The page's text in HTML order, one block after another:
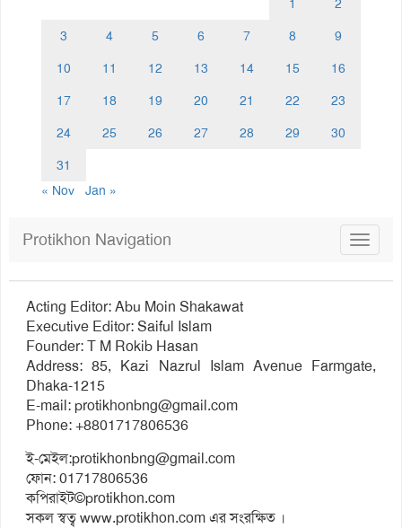
1
2
3
4 5 6 7 8
9
10
11 12 13 14 15
16
17
18 19 20 21 22
23
24
25 26 27 28 29
30
31
« Nov
Jan »
Toggle
Protikhon Navigation
Acting Editor: Abu Moin Shakawat
Executive Editor: Saiful Islam
Founder: T M Rokib Hasan
Address: 85, Kazi Nazrul Islam Avenue Farmgate,
Dhaka-1215
E-mail:protikhonbng@gmail.com
Phone: +8801717806536
ই-মেইল:protikhonbng@gmail.com
ফোন: 01717806536
কপিরাইট©protikhon.com
সকল স্বত্ব www.protikhon.com এর সংরক্ষিত ।